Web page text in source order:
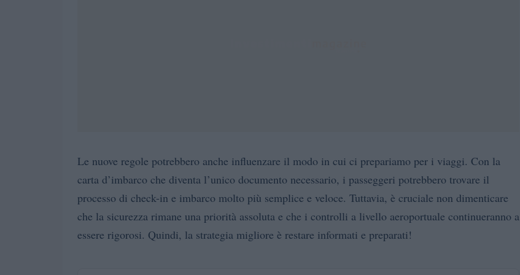
Le nuove regole potrebbero anche influenzare il modo in cui ci prepariamo per i viaggi. Con la
carta d’imbarco che diventa l’unico documento necessario, i passeggeri potrebbero trovare il
processo di check-in e imbarco molto più semplice e veloce. Tuttavia, è cruciale non dimenticare
che la sicurezza rimane una priorità assoluta e che i controlli a livello aeroportuale continueranno a
essere rigorosi. Quindi, la strategia migliore è restare informati e preparati!